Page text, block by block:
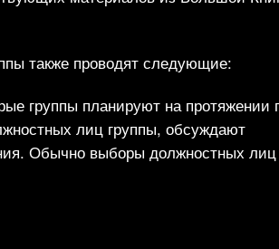
также проводят следующие:
группы планируют на протяжении
лиц группы, обсуждают
Обычно выборы должностных лиц